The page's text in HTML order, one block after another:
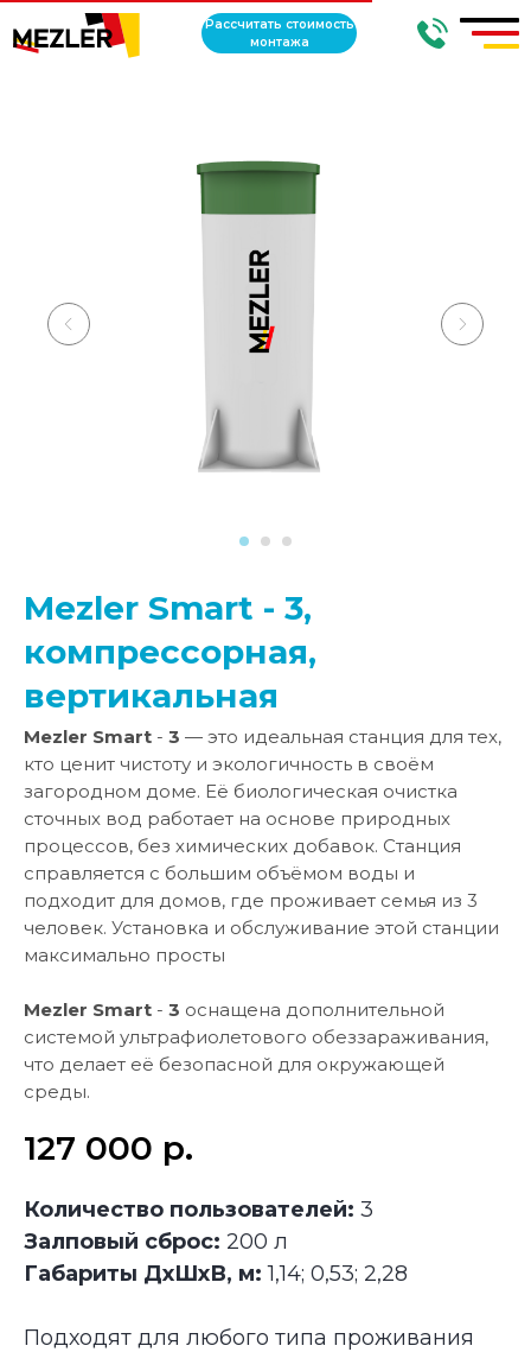
Рассчитать стоимость
монтажа
Mezler Smart - 3,
компрессорная,
вертикальная
Mezler Smart - 3 — это идеальная станция для тех,
кто ценит чистоту и экологичность в своём
загородном доме. Её биологическая очистка
сточных вод работает на основе природных
процессов, без химических добавок. Станция
справляется с большим объёмом воды и
подходит для домов, где проживает семья из 3
человек. Установка и обслуживание этой станции
максимально просты
Mezler Smart - 3 оснащена дополнительной
системой ультрафиолетового обеззараживания,
что делает её безопасной для окружающей
среды.
127 000 р.
Количество пользователей: 3
Залповый сброс: 200 л
Габариты ДхШхВ, м: 1,14; 0,53; 2,28
Подходят для любого типа проживания